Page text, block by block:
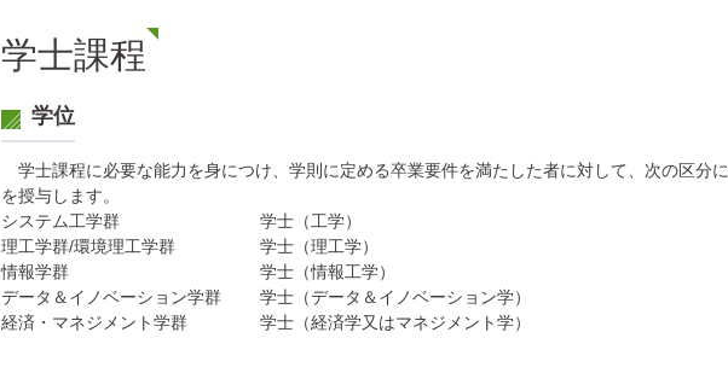
学士課程
学位
学士課程に必要な能力を身につけ、学則に定める卒業要件を満たした者に対して、次の区分
を授与します。
システム工学群 学士（工学）
理工学群/環境理工学群 学士（理工学）
情報学群 学士（情報工学）
データ＆イノベーション学群 学士（データ＆イノベーション学）
経済・マネジメント学群 学士（経済学又はマネジメント学）